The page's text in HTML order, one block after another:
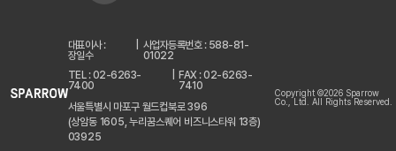
대표이사 :
장일수
사업자등록번호 : 588-81-
01022
TEL : 02-6263-
7400
FAX : 02-6263-
7410
서울특별시 마포구 월드컵북로 396
(상암동 1605, 누리꿈스퀘어 비즈니스타워 13층)
03925
Copyright ©2026 Sparrow
Co., Ltd. All Rights Reserved.